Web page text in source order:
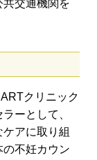
交通機関を
クリニック
ーとして、
アに取り組
不妊カウン